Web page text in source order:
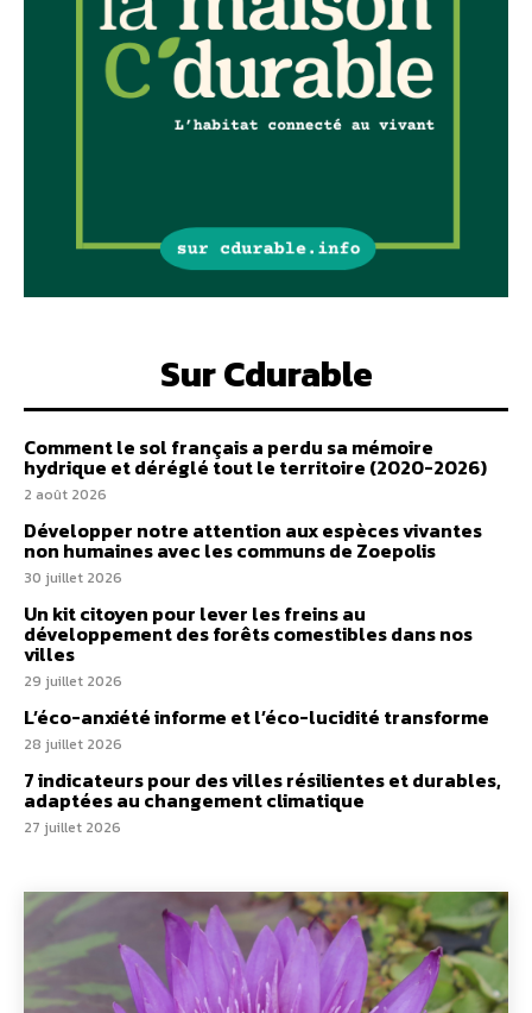
Sur Cdurable
Comment le sol français a perdu sa mémoire
hydrique et déréglé tout le territoire (2020-2026)
2 août 2026
Développer notre attention aux espèces vivantes
non humaines avec les communs de Zoepolis
30 juillet 2026
Un kit citoyen pour lever les freins au
développement des forêts comestibles dans nos
villes
29 juillet 2026
L’éco-anxiété informe et l’éco-lucidité transforme
28 juillet 2026
7 indicateurs pour des villes résilientes et durables,
adaptées au changement climatique
27 juillet 2026